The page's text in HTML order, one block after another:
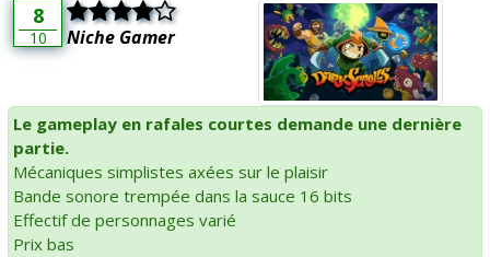
8
10 Niche Gamer
Le gameplay en rafales courtes demande une dernière
partie.
Mécaniques simplistes axées sur le plaisir
Bande sonore trempée dans la sauce 16 bits
Effectif de personnages varié
Prix bas